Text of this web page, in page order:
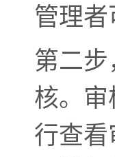
管理
第二
核。
行查